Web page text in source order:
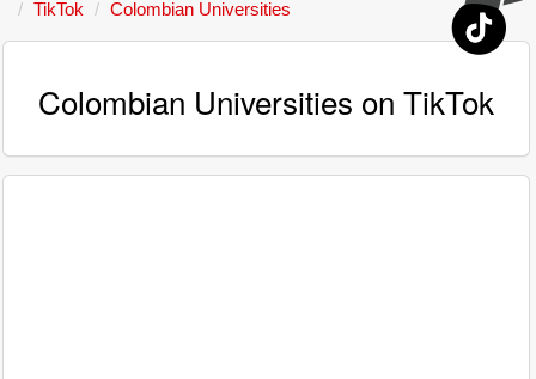
TikTok Colombian Universities
Colombian Universities on TikTok